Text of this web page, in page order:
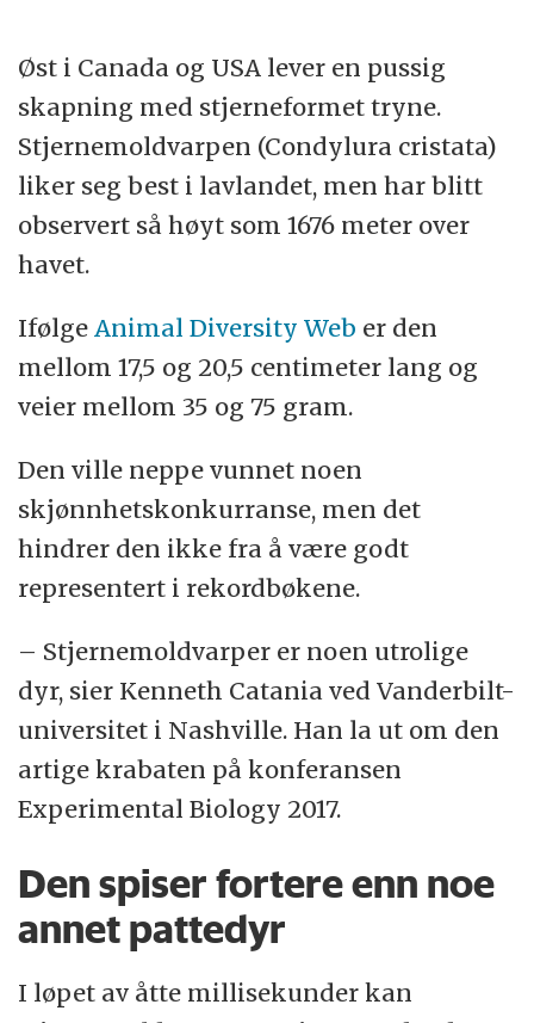
Øst i Canada og USA lever en pussig
skapning med stjerneformet tryne.
Stjernemoldvarpen (Condylura cristata)
liker seg best i lavlandet, men har blitt
observert så høyt som 1676 meter over
havet.
IfølgeAnimal Diversity Web er den
mellom 17,5 og 20,5 centimeter lang og
veier mellom 35 og 75 gram.
Den ville neppe vunnet noen
skjønnhetskonkurranse, men det
hindrer den ikke fra å være godt
representert i rekordbøkene.
– Stjernemoldvarper er noen utrolige
dyr, sier Kenneth Catania ved Vanderbilt-
universitet i Nashville. Han la ut om den
artige krabaten på konferansen
Experimental Biology 2017.
Den spiser fortere enn noe
annet pattedyr
I løpet av åtte millisekunder kan